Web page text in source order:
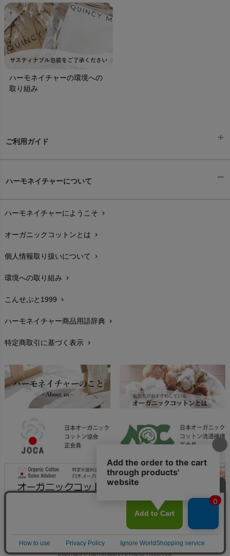
ハーモネイチャーの環境への
取り組み
ご利用ガイド
配送と送料chevron_right
在庫状況と発送予定chevron_right
サイズ・寸法chevron_right
生地・素材chevron_right
お手入れについて
レビューを書こうchevron_right
返品交換chevron_right
FAXでのご注文
お問い合わせchevron_right
ハーモネイチャーについて
ハーモネイチャーにようこそ chevron_right
オーガニックコットンとは chevron_right
個人情報取り扱いについて chevron_right
環境への取り組み chevron_right
こんせぷと1999 chevron_right
ハーモネイチャー商品用語辞典 chevron_right
特定商取引に基づく表示 chevron_right
Copyright © harmonature All Rights Reserved.